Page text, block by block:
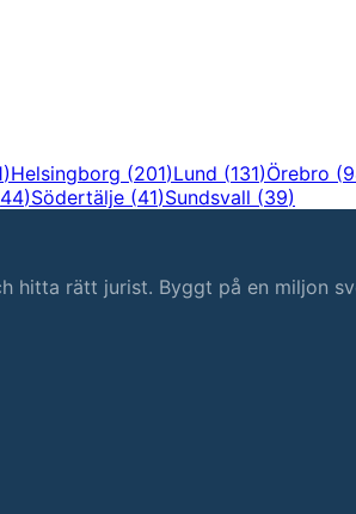
)Helsingborg (201)Lund (131)Örebro (
44)Södertälje (41)Sundsvall (39)
hitta rätt jurist. Byggt på en miljon